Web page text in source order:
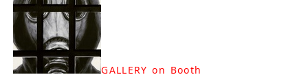
GALLERY on Booth